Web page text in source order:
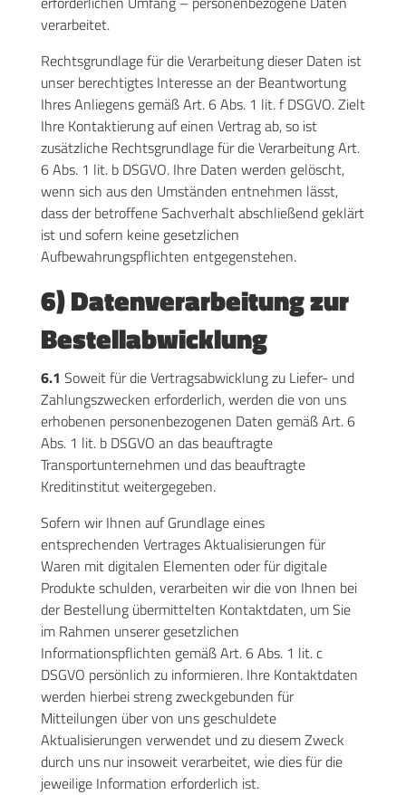
verarbeitet.
Rechtsgrundlage für die Verarbeitung dieser Daten ist
unser berechtigtes Interesse an der Beantwortung
Ihres Anliegens gemäß Art. 6 Abs. 1 lit. f DSGVO. Zielt
Ihre Kontaktierung auf einen Vertrag ab, so ist
zusätzliche Rechtsgrundlage für die Verarbeitung Art.
6 Abs. 1 lit. b DSGVO. Ihre Daten werden gelöscht,
wenn sich aus den Umständen entnehmen lässt,
dass der betroffene Sachverhalt abschließend geklärt
ist und sofern keine gesetzlichen
Aufbewahrungspflichten entgegenstehen.
6) Datenverarbeitung zur
Bestellabwicklung
6.1 Soweit für die Vertragsabwicklung zu Liefer- und
Zahlungszwecken erforderlich, werden die von uns
erhobenen personenbezogenen Daten gemäß Art. 6
Abs. 1 lit. b DSGVO an das beauftragte
Transportunternehmen und das beauftragte
Kreditinstitut weitergegeben.
Sofern wir Ihnen auf Grundlage eines
entsprechenden Vertrages Aktualisierungen für
Waren mit digitalen Elementen oder für digitale
Produkte schulden, verarbeiten wir die von Ihnen bei
der Bestellung übermittelten Kontaktdaten, um Sie
im Rahmen unserer gesetzlichen
Informationspflichten gemäß Art. 6 Abs. 1 lit. c
DSGVO persönlich zu informieren. Ihre Kontaktdaten
werden hierbei streng zweckgebunden für
Mitteilungen über von uns geschuldete
Aktualisierungen verwendet und zu diesem Zweck
durch uns nur insoweit verarbeitet, wie dies für die
jeweilige Information erforderlich ist.